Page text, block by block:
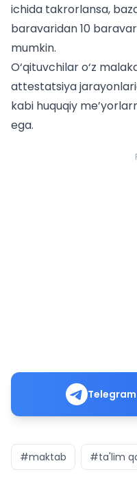
ichida takrorlansa,
baravaridan 10
mumkin.
O‘qituvchilar o‘z
attestatsiya
kabi huquqiy
ega.
#maktab #ta'lim